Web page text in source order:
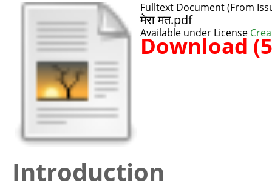
Fulltext Document (From
मेरा मत.pdf
Available under License
Download
Introduction